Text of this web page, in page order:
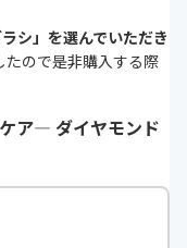
シ」を選んでいただき
ので是非購入する際
ア― ダイヤモンド